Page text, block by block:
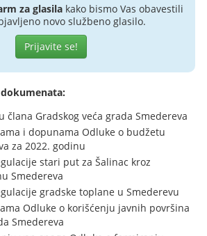
za glasilakako bismo Vas obavestili
novo službeno glasilo.
Prijavite se!
člana Gradskog veća grada Smedereva
i dopunama Odluke o budžetu
za 2022. godinu
stari put za Šalinac kroz
Smedereva
gradske toplane u Smederevu
Odluke o korišćenju javnih površina
Smedereva